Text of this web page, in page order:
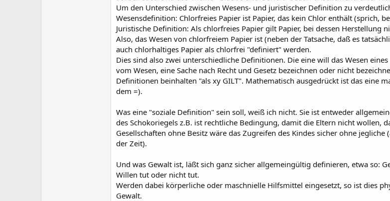
Um den Unterschied zwischen Wesens- und juristischer Definition zu
Wesensdefinition: Chlorfreies Papier ist Papier, das kein Chlor enthält (sprich,
Juristische Definition: Als chlorfreies Papier gilt Papier, bei dessen Herstellung
Also, das Wesen von chlorfreiem Papier ist (neben der Tatsache, daß es
auch chlorhaltiges Papier als chlorfrei "definiert" werden.
Dies sind also zwei unterschiedliche Definitionen. Die eine will das Wesen
vom Wesen, eine Sache nach Recht und Gesetz bezeichnen oder nicht
Definitionen beinhalten "als xy GILT". Mathematisch ausgedrückt ist das eine
dem =).
Was eine "soziale Definition" sein soll, weiß ich nicht. Sie ist entweder
des Schokoriegels z.B. ist rechtliche Bedingung, damit die Eltern nicht wollen,
Gesellschaften ohne Besitz wäre das Zugreifen des Kindes sicher ohne
der Zeit).
Und was Gewalt ist, läßt sich ganz sicher allgemeingültig definieren, etwa so:
Willen tut oder nicht tut.
Werden dabei körperliche oder maschnielle Hilfsmittel eingesetzt, so ist dies
Gewalt.